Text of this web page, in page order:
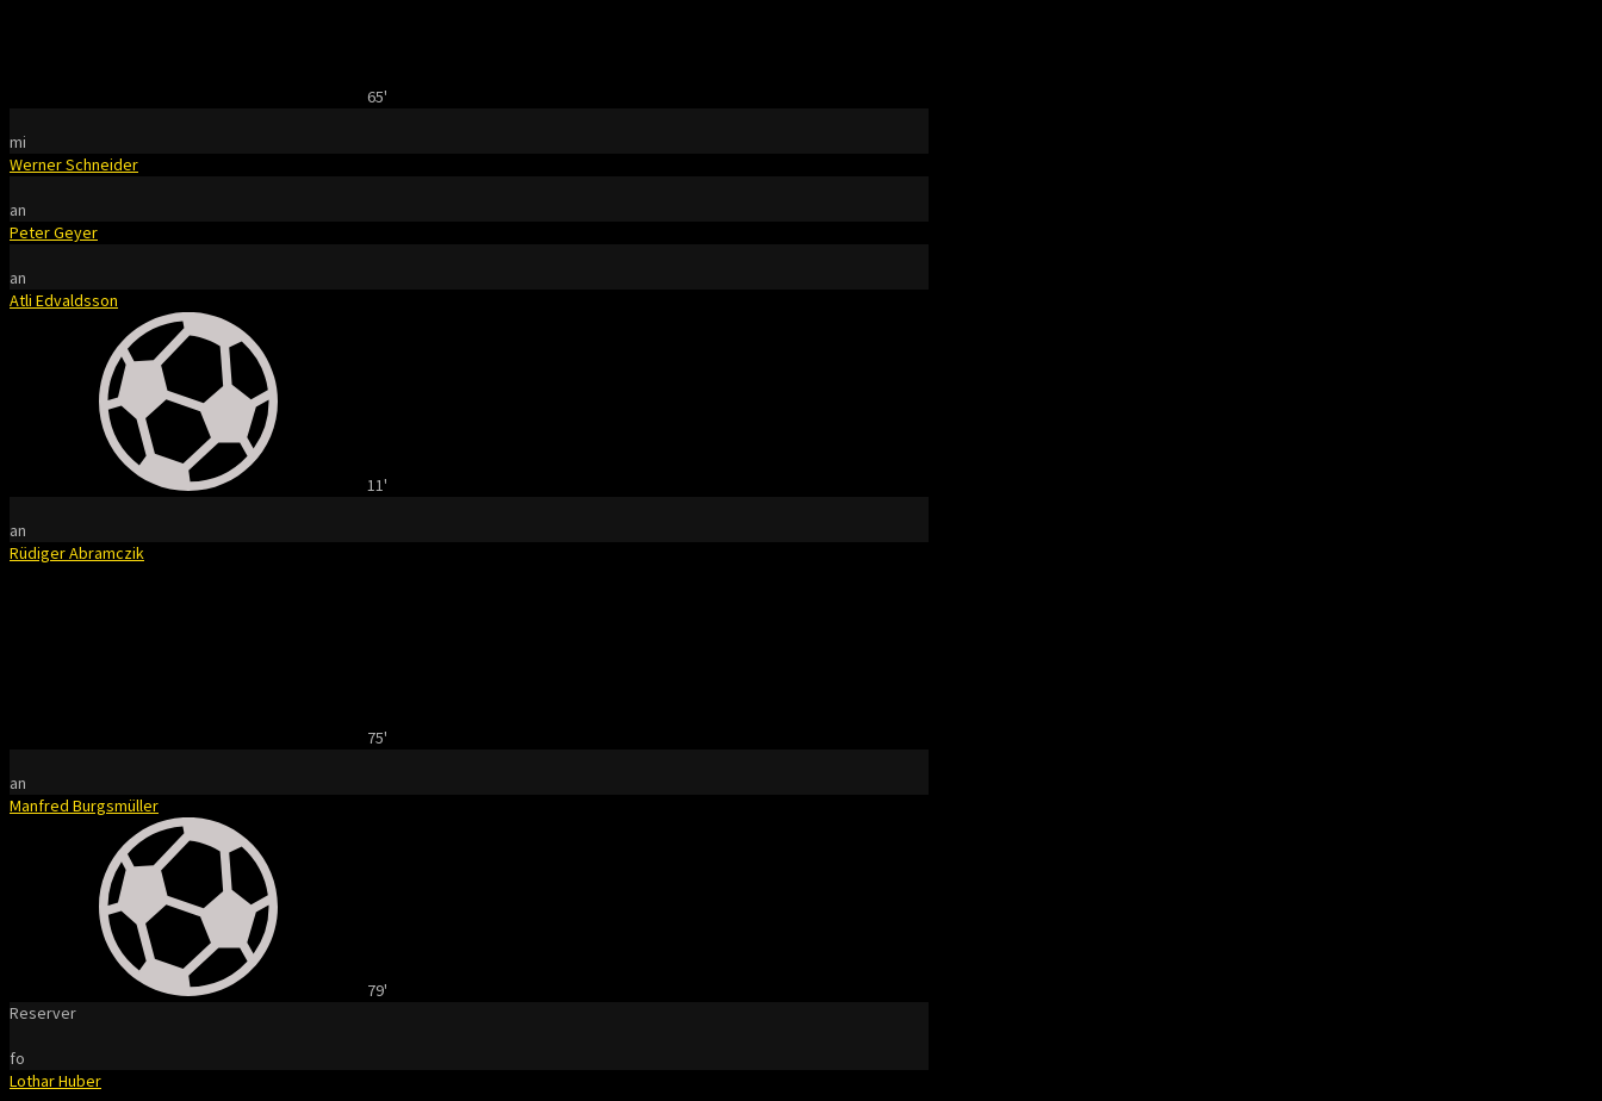
65'
mi
Werner Schneider
an
Peter Geyer
an
Atli Edvaldsson
11'
an
Rüdiger Abramczik
75'
an
Manfred Burgsmüller
79'
Reserver
fo
Lothar Huber